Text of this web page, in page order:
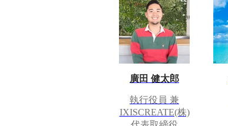
廣田 健太郎
執行役員 兼
IXISCREATE(株)